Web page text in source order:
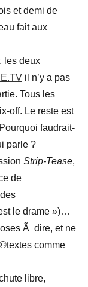
et demi de
fait aux
les deux
il n’y a pas
Tous les
off. Le reste est
faudrait-
parle ?
Strip-Tease,
de
le drame »)…
Ã dire, et ne
comme
libre,